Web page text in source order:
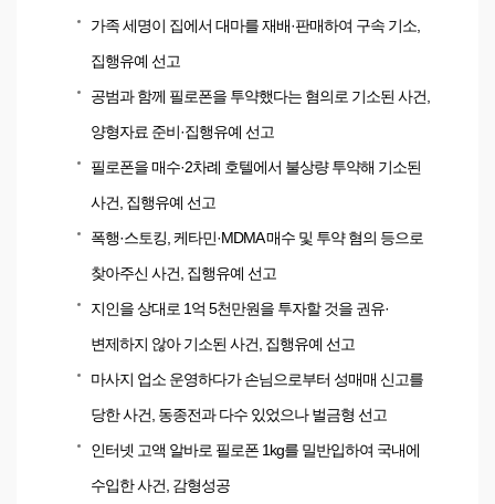
가족 세명이 집에서 대마를 재배·판매하여 구속 기소,
집행유예 선고
공범과 함께 필로폰을 투약했다는 혐의로 기소된 사건,
양형자료 준비·집행유예 선고
필로폰을 매수·2차례 호텔에서 불상량 투약해 기소된
사건, 집행유예 선고
폭행·스토킹, 케타민·MDMA 매수 및 투약 혐의 등으로
찾아주신 사건, 집행유예 선고
지인을 상대로 1억 5천만원을 투자할 것을 권유·
변제하지 않아 기소된 사건, 집행유예 선고
마사지 업소 운영하다가 손님으로부터 성매매 신고를
당한 사건, 동종전과 다수 있었으나 벌금형 선고
인터넷 고액 알바로 필로폰 1kg를 밀반입하여 국내에
수입한 사건, 감형성공